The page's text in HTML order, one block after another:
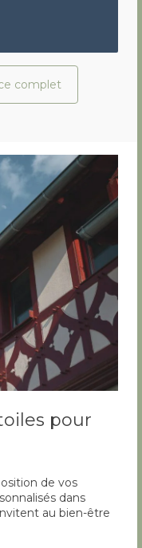
complet
pour
de vos
dans
au bien-être